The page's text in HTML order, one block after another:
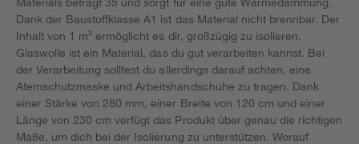
Dank der Baustoffklasse A1 ist das Material nicht brennbar. Der
Inhalt von 1 m² ermöglicht es dir, großzügig zu isolieren.
Glaswolle ist ein Material, das du gut verarbeiten kannst. Bei
der Verarbeitung solltest du allerdings darauf achten, eine
Atemschutzmaske und Arbeitshandschuhe zu tragen. Dank
einer Stärke von 280 mm, einer Breite von 120 cm und einer
Länge von 230 cm verfügt das Produkt über genau die richtigen
Maße, um dich bei der Isolierung zu unterstützen. Worauf